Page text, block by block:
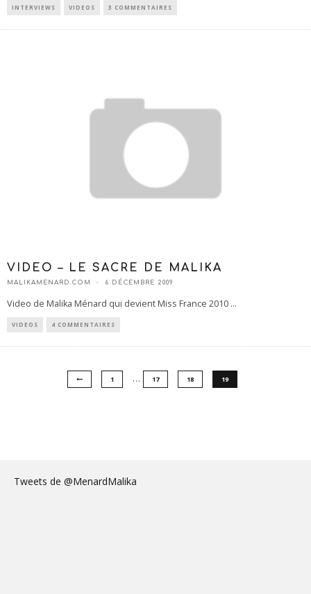
INTERVIEWS VIDEOS 3 COMMENTAIRES
VIDEO – LE SACRE DE MALIKA
MALIKAMENARD.COM 6 DÉCEMBRE 2009
Video de Malika Ménard qui devient Miss France 2010 ...
VIDEOS 4 COMMENTAIRES
1 … 17 18 19
Tweets de @MenardMalika